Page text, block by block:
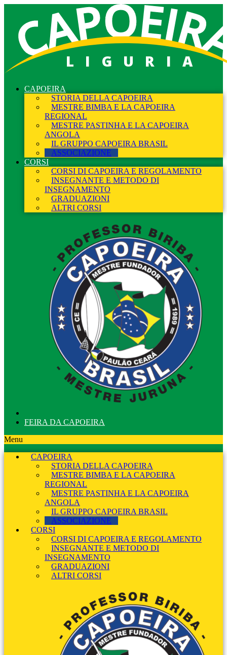
LIGURIA
CAPOEIRA
STORIA DELLA CAPOEIRA
MESTRE BIMBA E LA CAPOEIRA
REGIONAL
MESTRE PASTINHA E LA CAPOEIRA
ANGOLA
IL GRUPPO CAPOEIRA BRASIL
ASSOCIAZIONE
CORSI
CORSI DI CAPOEIRA E REGOLAMENTO
INSEGNANTE E METODO DI
INSEGNAMENTO
GRADUAZIONI
ALTRI CORSI
FEIRA DA CAPOEIRA
Menu
CAPOEIRA
STORIA DELLA CAPOEIRA
MESTRE BIMBA E LA CAPOEIRA
REGIONAL
MESTRE PASTINHA E LA CAPOEIRA
ANGOLA
IL GRUPPO CAPOEIRA BRASIL
ASSOCIAZIONE
CORSI
CORSI DI CAPOEIRA E REGOLAMENTO
INSEGNANTE E METODO DI
INSEGNAMENTO
GRADUAZIONI
ALTRI CORSI